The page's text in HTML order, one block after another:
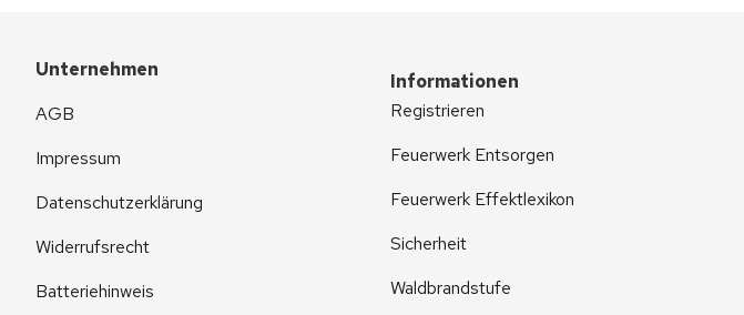
Unternehmen
AGB
Impressum
Datenschutzerklärung
Widerrufsrecht
Batteriehinweis
Informationen
Registrieren
Feuerwerk Entsorgen
Feuerwerk Effektlexikon
Sicherheit
Waldbrandstufe